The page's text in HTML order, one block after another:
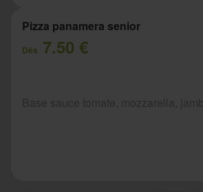
Pizza panamera senior
Dès 7.50 €